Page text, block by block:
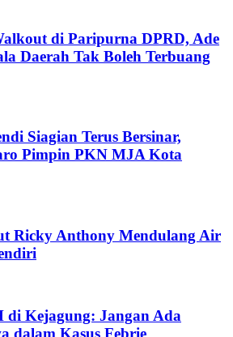
di Paripurna DPRD, Ade
Daerah Tak Boleh Terbuang
Siagian Terus Bersinar,
Pimpin PKN MJA Kota
Ricky Anthony Mendulang Air
Kejagung: Jangan Ada
dalam Kasus Febrie